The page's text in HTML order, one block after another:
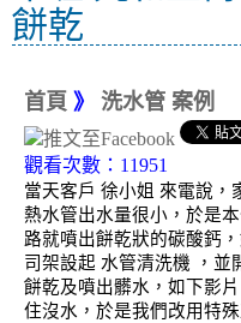
餅乾
首頁 》 洗水管 案例
觀看次數：11951
當天客戶 徐小姐 來電說，
熱水管出水量很小，於是
路就噴出餅乾狀的碳酸鈣
司架設起 水管清洗機 ，並
餅乾及噴出髒水，如下影
住沒水，於是我們改用特